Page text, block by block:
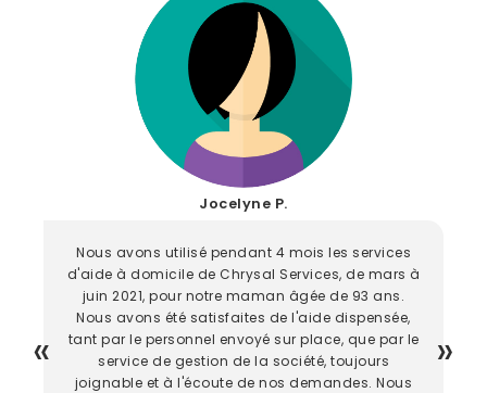
Jocelyne P.
Nous avons utilisé pendant 4 mois les services
d'aide à domicile de Chrysal Services, de mars à
juin 2021, pour notre maman âgée de 93 ans.
Nous avons été satisfaites de l'aide dispensée,
tant par le personnel envoyé sur place, que par le
service de gestion de la société, toujours
joignable et à l'écoute de nos demandes. Nous